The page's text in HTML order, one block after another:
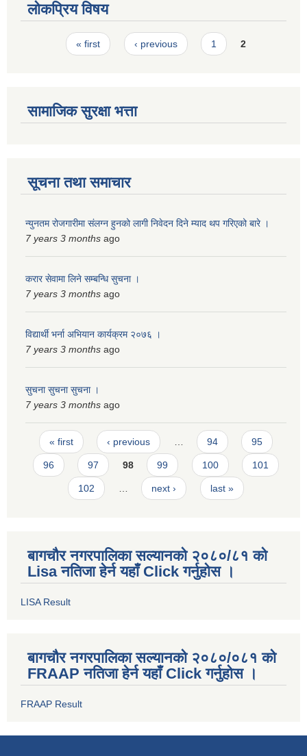
लोकप्रिय विषय
Pages« first ‹ previous 1 2
सामाजिक सुरक्षा भत्ता
सूचना तथा समाचार
न्युनतम रोजगारीमा संलग्न हुनको लागी निवेदन दिने म्याद थप गरिएको बारे ।
7 years 3 months ago
करार सेवामा लिने सम्बन्धि सुचना ।
7 years 3 months ago
विद्यार्थी भर्ना अभियान कार्यक्रम २०७६ ।
7 years 3 months ago
सुचना सुचना सुचना ।
7 years 3 months ago
Pages
« first ‹ previous … 94 95
96 97 98 99 100 101
102 … next › last »
बागचौर नगरपालिका सल्यानको २०८०/८१ को
Lisa नतिजा हेर्न यहाँ Click गर्नुहोस ।
LISA Result
बागचौर नगरपालिका सल्यानको २०८०/०८१ को
FRAAP नतिजा हेर्न यहाँ Click गर्नुहोस ।
FRAAP Result